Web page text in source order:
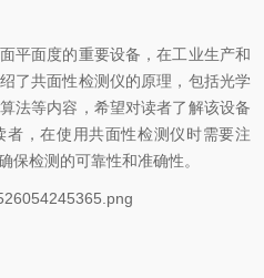
平面度的重要设备，在工业生产和
了共面性检测仪的原理，包括光学
法等内容，希望对读者了解该设备
，在使用共面性检测仪时需要注
保检测的可靠性和准确性。